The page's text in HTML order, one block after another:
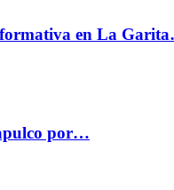
en La
por…